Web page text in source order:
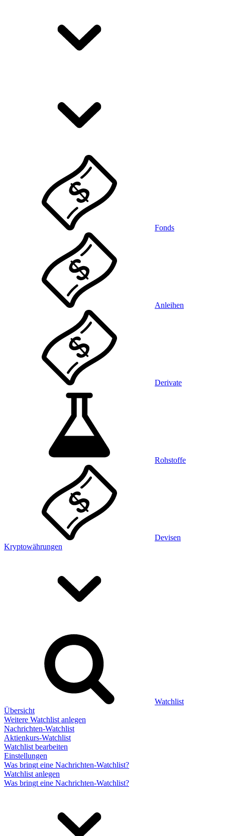
Fonds
Anleihen
Derivate
Rohstoffe
Devisen
Kryptowährungen
Watchlist
Übersicht
Weitere Watchlist anlegen
Nachrichten-Watchlist
Aktienkurs-Watchlist
Watchlist bearbeiten
Einstellungen
Was bringt eine Nachrichten-Watchlist?
Watchlist anlegen
Was bringt eine Nachrichten-Watchlist?